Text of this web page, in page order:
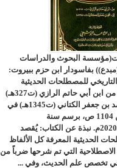
البحوث والدراسات
(مبدع)) بفاسودار ابن حزم ببيروت:
للمصطلحات الحديثية
المعرفة من ابن أبي حاتم الرازي (ت327هـ)
إلى محمد بن جعفر الكتاني (ت1345هـ) في
مجلد من 1104 ص، برسم سنة
1441هـ/2020م. نبذة عن الكتاب: يُقصد
الحديثية المعرفة كل الألفاظ
الاصطلاحية التي تم شرحها ضرباً من
تخصص علم الحديث، وفي ...